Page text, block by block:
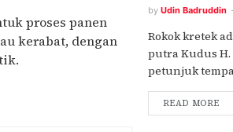
proses panen
kerabat, dengan
by Udin Badruddin
Rokok kretek
putra Kudus
petunjuk
READ MORE